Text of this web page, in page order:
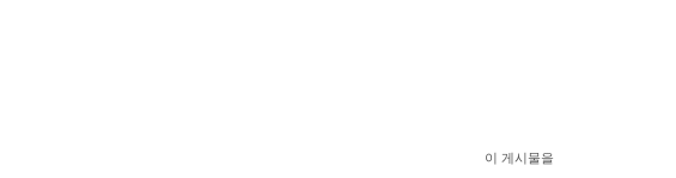
이 게시물을